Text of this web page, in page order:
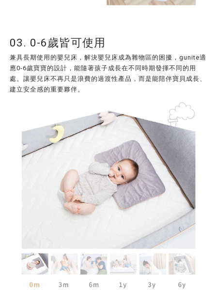
03. 0-6歲皆可使用
兼具長期使用的嬰兒床，解決嬰兒床成為雜物區的困擾，gunite適
應0-6歲寶寶的設計，能隨著孩子成長在不同時期發揮不同的用
處。讓嬰兒床不再只是浪費的過渡性產品，而是能陪伴寶貝成長、
建立安全感的重要夥伴。